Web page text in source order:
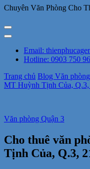
Chuyên Văn Phòng Cho
Email:
Hotline: 0903 750
Trang chủ Blog Văn
MT Huỳnh Tịnh Của, Q.3,
Văn phòng Quận 3
Cho thuê văn
Tịnh Của, Q.3,